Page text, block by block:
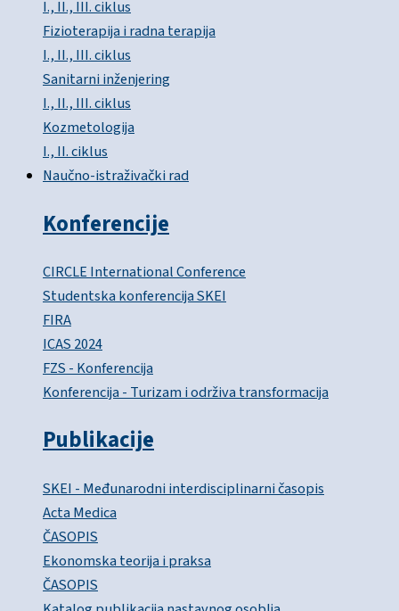
I., II., III. ciklus
Fizioterapija i radna terapija
I., II., III. ciklus
Sanitarni inženjering
I., II., III. ciklus
Kozmetologija
I., II. ciklus
Naučno-istraživački rad
Konferencije
CIRCLE International Conference
Studentska konferencija SKEI
FIRA
ICAS 2024
FZS - Konferencija
Konferencija - Turizam i održiva transformacija
Publikacije
SKEI - Međunarodni interdisciplinarni časopis
Acta Medica
ČASOPIS
Ekonomska teorija i praksa
ČASOPIS